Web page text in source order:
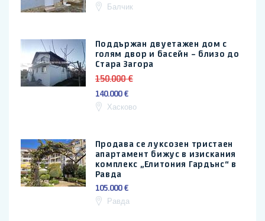
Балчик
Поддържан двуетажен дом с
голям двор и басейн – близо до
Стара Загора
150.000 €
140.000 €
Хасково
Продава се луксозен тристаен
апартамент бижус в изискания
комплекс „Елитония Гардънс“ в
Равда
105.000 €
Равда